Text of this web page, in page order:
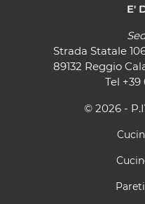
E'
Strada Statale
89132 Reggio
Tel +39
© 2026 -